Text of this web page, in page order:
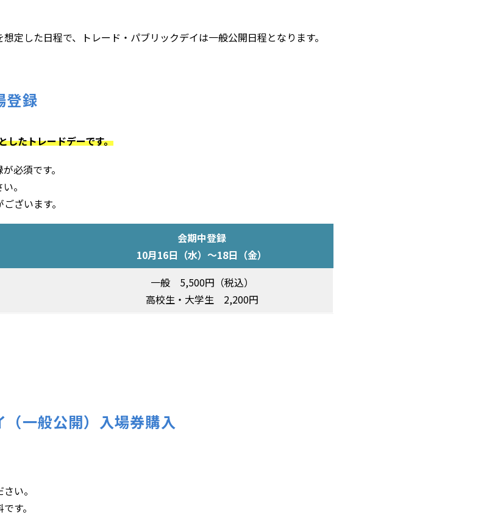
定した日程で、トレード・パブリックデイは一般公開日程となります。
登録
したトレードデーです。
必須です。
。
ざいます。
会期中登録
10月16日（水）～18日（金）
一般 5,500円（税込）
高校生・大学生 2,200円
（一般公開）入場券購入
い。
す。